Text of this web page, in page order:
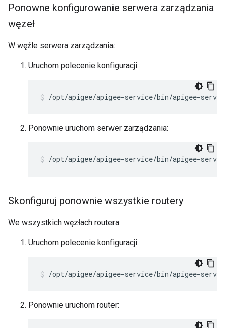
Ponowne konfigurowanie serwera zarządzania
węzeł
W węźle serwera zarządzania:
Uruchom polecenie konfiguracji:
/opt/apigee/apigee-service/bin/apigee-
Ponownie uruchom serwer zarządzania:
/opt/apigee/apigee-service/bin/apigee-
Skonfiguruj ponownie wszystkie routery
We wszystkich węzłach routera:
Uruchom polecenie konfiguracji:
/opt/apigee/apigee-service/bin/apigee-
Ponownie uruchom router: